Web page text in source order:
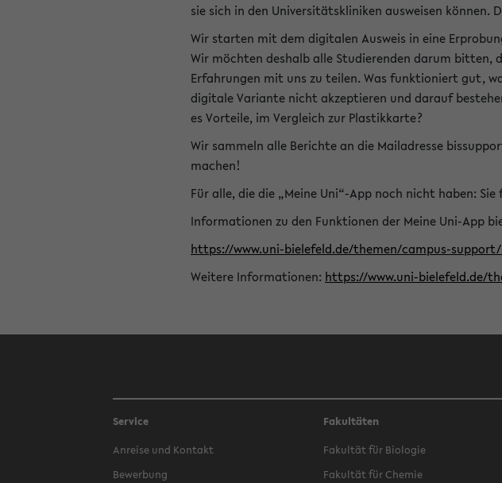
sie sich in den Universitätskliniken ausweisen
Wir starten mit dem digitalen Ausweis in eine
Wir möchten deshalb alle Studierenden darum bitten,
Erfahrungen mit uns zu teilen. Was funktioniert gut,
digitale Variante nicht akzeptieren und darauf
es Vorteile, im Vergleich zur Plastikkarte?
Wir sammeln alle Berichte an die Mailadresse
machen!
Für alle, die die „Meine Uni“-App noch nicht haben:
Informationen zu den Funktionen der Meine Uni-App
https://www.uni-bielefeld.de/themen/campus-
Weitere Informationen: https://www.uni-bielefeld.de/
Service
Anreise und Kontakt
Bewerbung
Fakultäten
Fakultät für Biologie
Fakultät für Chemie